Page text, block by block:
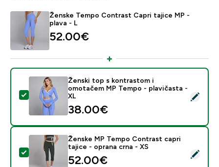
Ženske Tempo Contrast Capri tajice MP -
plava - L
52.00€‎
Odaberi ovaj proizvod - Ženski top s kontrastom i
Ženski top s kontrastom i
omotačem MP Tempo - plavičasta -
XL
38.00€‎
Odaberi ovaj proizvod - Ženske MP Tempo Contrast
Ženske MP Tempo Contrast capri
tajice - oprana crna - XS
52.00€‎